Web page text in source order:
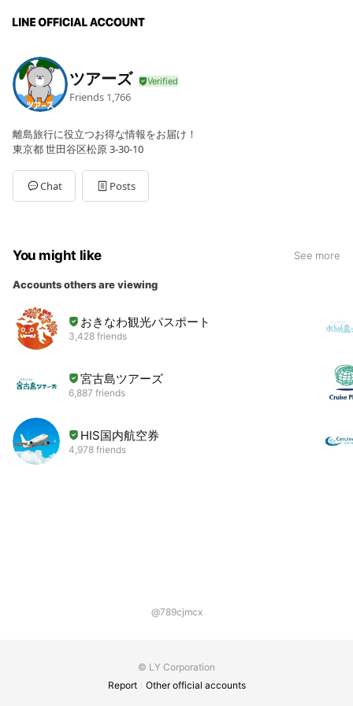
ツアーズ
Friends 1,766
離島旅行に役立つお得な情報をお届け！
東京都 世田谷区松原 3-30-10
Chat Posts
You might like See more
Accounts others are viewing
おきなわ観光パスポート
3,428 friends
宮古島ツアーズ
6,887 friends
HIS国内航空券
4,978 friends
@789cjmcx
© LY Corporation
Report
Other official accounts